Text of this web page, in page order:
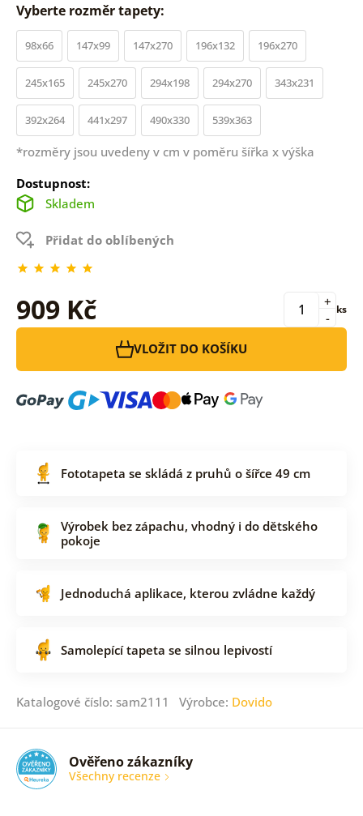
Vyberte rozměr tapety:
98x66 147x99 147x270 196x132 196x270
245x165 245x270 294x198 294x270 343x231
392x264 441x297 490x330 539x363
*rozměry jsou uvedeny v cm v poměru šířka x výška
Dostupnost:
Skladem
Přidat do oblíbených
909 Kč -
+ ks
VLOŽIT DO KOŠÍKU
Fototapeta se skládá z pruhů o šířce 49 cm
Výrobek bez zápachu, vhodný i do dětského
pokoje
Jednoduchá aplikace, kterou zvládne každý
Samolepící tapeta se silnou lepivostí
Katalogové číslo: sam2111 Výrobce: Dovido
Ověřeno zákazníky
Všechny recenze